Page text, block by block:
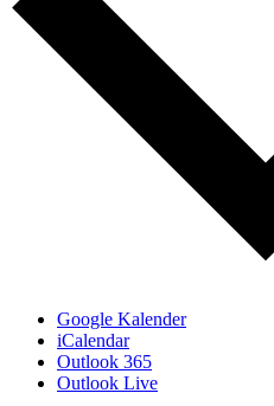
Google Kalender
iCalendar
Outlook 365
Outlook Live